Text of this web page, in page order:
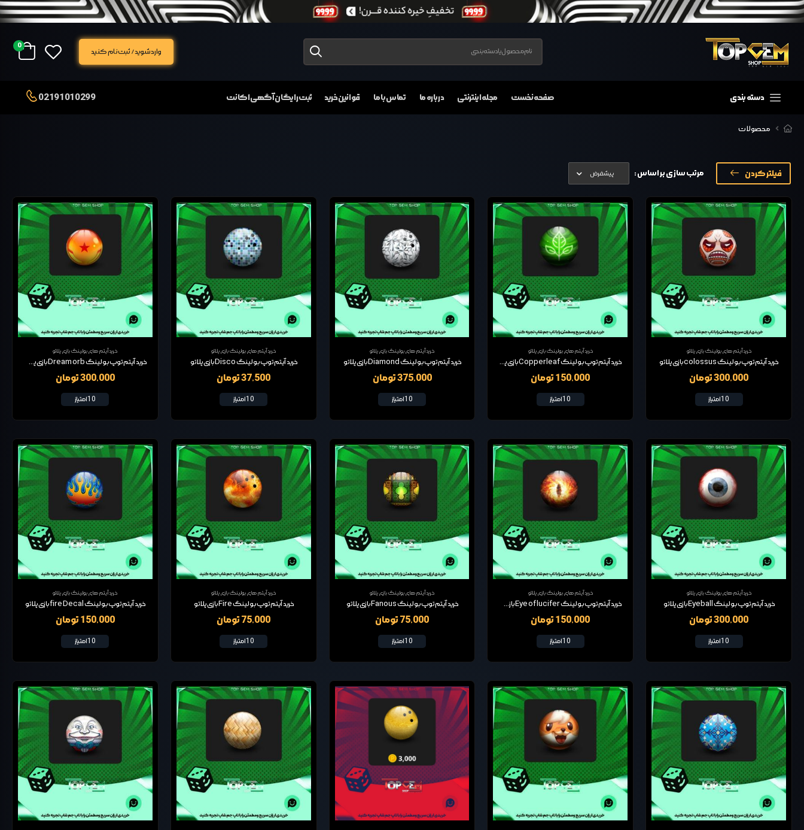
وارد شوید / ثبت نام کنید
0
دسته بندی صفحه نخست مجله اینترنتی درباره ما تماس با ما قوانین خرید ثبت رایگان آگهی اکانت 02191010299
محصولات
فیلتر کردن مرتب سازی بر اساس :
خرید آیتم های بولینگ بازی پلاتو
خرید آیتم توپ بولینگ colossus بازی پلاتو
300,000 تومان
10 امتیاز
خرید آیتم های بولینگ بازی پلاتو
خرید آیتم توپ بولینگ Copperleaf بازی پلاتو
150,000 تومان
10 امتیاز
خرید آیتم های بولینگ بازی پلاتو
خرید آیتم توپ بولینگ Diamond بازی پلاتو
375,000 تومان
10 امتیاز
خرید آیتم های بولینگ بازی پلاتو
خرید آیتم توپ بولینگ Disco بازی پلاتو
37,500 تومان
10 امتیاز
خرید آیتم های بولینگ بازی پلاتو
خرید آیتم توپ بولینگ Dream orb بازی پلاتو
300,000 تومان
10 امتیاز
خرید آیتم های بولینگ بازی پلاتو
خرید آیتم توپ بولینگ Eyeball بازی پلاتو
300,000 تومان
10 امتیاز
خرید آیتم های بولینگ بازی پلاتو
خرید آیتم توپ بولینگ Eye of lucifer بازی پلاتو
150,000 تومان
10 امتیاز
خرید آیتم های بولینگ بازی پلاتو
خرید آیتم توپ بولینگ Fanous بازی پلاتو
75,000 تومان
10 امتیاز
خرید آیتم های بولینگ بازی پلاتو
خرید آیتم توپ بولینگ Fire بازی پلاتو
75,000 تومان
10 امتیاز
خرید آیتم های بولینگ بازی پلاتو
خرید آیتم توپ بولینگ fire Decal بازی پلاتو
150,000 تومان
10 امتیاز